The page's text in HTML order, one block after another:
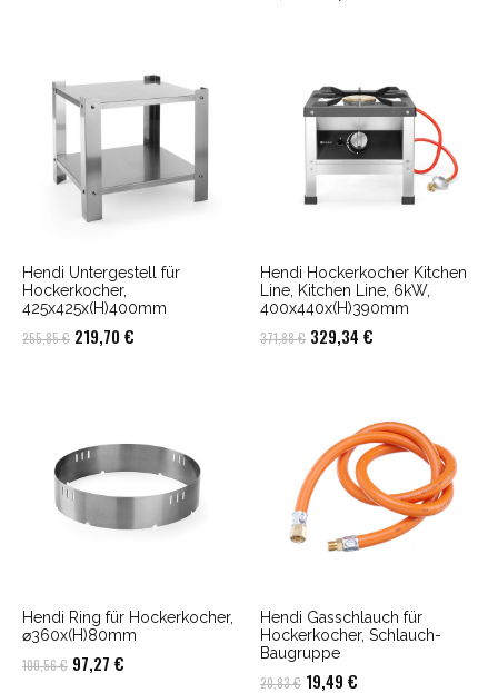
Hendi Untergestell für
Hockerkocher,
425x425x(H)400mm
255,85€ Ursprünglicher
219,70 €
Hendi Hockerkocher Kitchen
Line, Kitchen Line, 6kW,
400x440x(H)390mm
371,88€ Ursprünglicher
329,34 €
329,34 €.
Hendi Ring für Hockerkocher,
⌀360x(H)80mm
100,56€ Ursprünglicher
97,27 €
Hendi Gasschlauch für
Hockerkocher, Schlauch-
Baugruppe
20,83€ Ursprünglicher
19,49 €